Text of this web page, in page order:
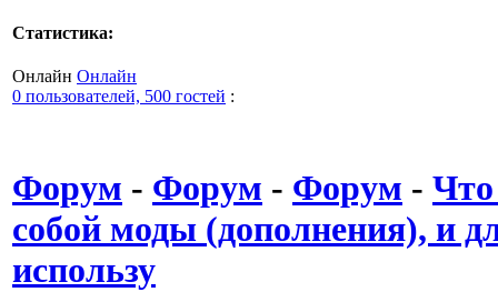
Статистика:
Онлайн Онлайн
0 пользователей, 500 гостей :
Форум - Форум - Форум -
собой моды (дополнения), и
использу